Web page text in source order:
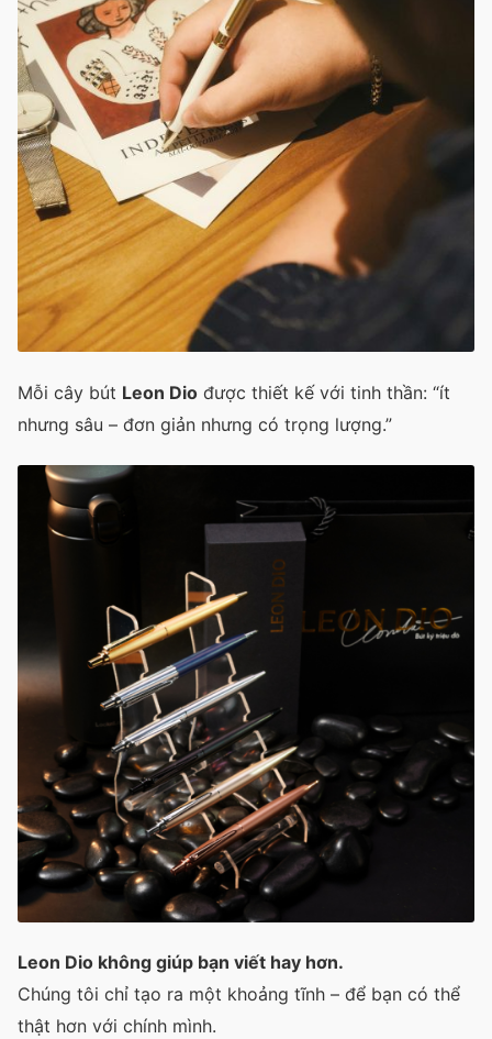
Mỗi cây bút Leon Dio được thiết kế với tinh thần: “ít
nhưng sâu – đơn giản nhưng có trọng lượng.”
Leon Dio không giúp bạn viết hay hơn.
Chúng tôi chỉ tạo ra một khoảng tĩnh – để bạn có thể
thật hơn với chính mình.